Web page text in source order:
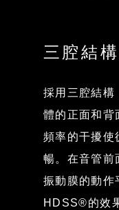
三腔結構
採用三腔結構
體的正面和背
頻率的干擾使
暢。在音管前
振動膜的動作
HDSS®的效